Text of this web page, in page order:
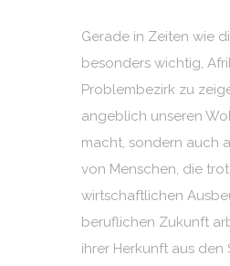
Gerade in Zeiten wie
besonders wichtig,
Problembezirk zu
angeblich unseren
macht, sondern auch
von Menschen, die
wirtschaftlichen
beruflichen Zukunft
ihrer Herkunft aus den